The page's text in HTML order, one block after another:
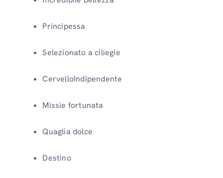
Principessa
Selezionato a ciliegie
CervelloIndipendente
Missie fortunata
Quaglia dolce
Destino